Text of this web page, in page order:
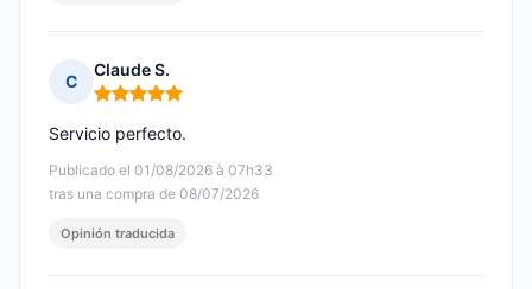
C
Claude S.
Nota: 5 de 5
Publicado el 01/08/2026 à 07h33
tras una compra de 08/07/2026
Servicio perfecto.
Opinión traducida